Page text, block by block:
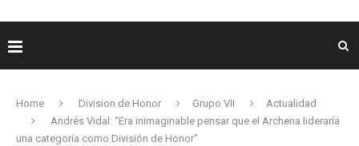
Home Division de Honor Grupo VII
Actualidad
Andrés Vidal: “Era inimaginable pensar que el Archena lideraría
una categoría como División de Honor”